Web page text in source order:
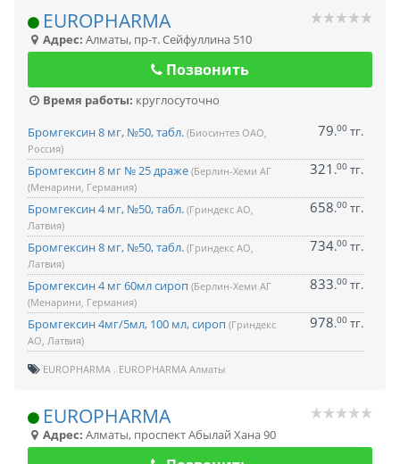
EUROPHARMA
Адрес: Алматы, пр-т. Сейфуллина 510
Позвонить
Время работы: круглосуточно
Бромгексин 8 мг, №50, табл. (Биосинтез ОАО,
Россия)
79.00 тг.
Бромгексин 8 мг № 25 драже (Берлин-Хеми АГ
(Менарини, Германия)
321 .00 тг.
Бромгексин 4 мг, №50, табл. (Гриндекс АО,
Латвия)
658.00 тг.
Бромгексин 8 мг, №50, табл. (Гриндекс АО,
Латвия)
734.00 тг.
Бромгексин 4 мг 60мл сироп (Берлин-Хеми АГ
(Менарини, Германия)
833.00 тг.
Бромгексин 4мг/5мл, 100 мл, сироп (Гриндекс
АО, Латвия)
978.00 тг.
EUROPHARMA EUROPHARMA Алматы
EUROPHARMA
Адрес: Алматы, проспект Абылай Хана 90